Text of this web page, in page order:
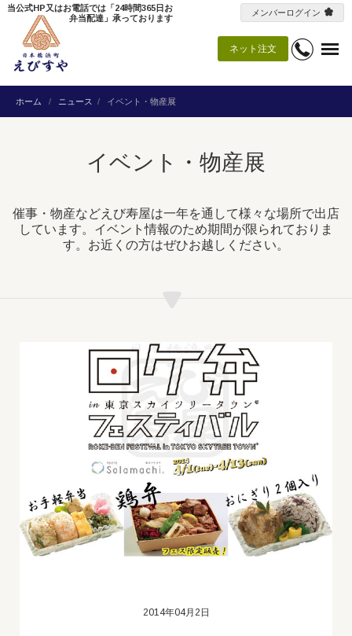
ネット注文
当公式HP又はお電話では「24時間365日お
弁当配達」承っております
メンバーログイン
ホーム ニュース イベント・物産展
イベント・物産展
催事・物産などえび寿屋は一年を通して様々な場所で出店
しています。イベント情報のため期間が限られておりま
す。お近くの方はぜひお越しください。
2014年04月2日